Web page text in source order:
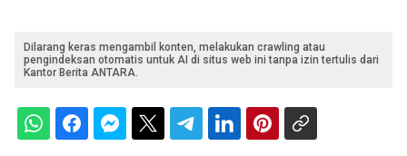
Dilarang keras mengambil konten, melakukan crawling atau
pengindeksan otomatis untuk AI di situs web ini tanpa izin tertulis dari
Kantor Berita ANTARA.